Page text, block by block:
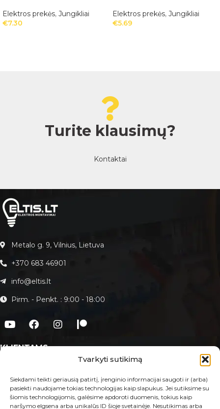
Tvarkyti sutikimą
Siekdami teikti geriausią patirtį, įrenginio informacijai saugoti ir (arba)
pasiekti naudojame tokias technologijas kaip slapukus. Jei sutiksime su
šiomis technologijomis, galėsime apdoroti duomenis, tokius kaip
naršymo elgsena arba unikalūs ID šioje svetainėje. Nesutikimas arba
Elektros prekės, Jungikliai
€7.30
Elektros prekės, Jungikliai
€5.69
Turite klausimų?
Kontaktai
Metalo g. 9, Vilnius, Lietuva
+370 683 46901
info@eltis.lt
Pirm. - Penkt. : 9:00 - 18:00
KLIENTAMS
Paslaugos
Kontaktai